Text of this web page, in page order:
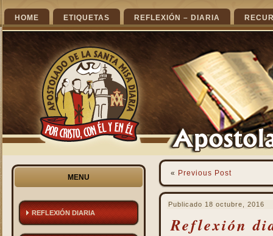
HOME ETIQUETAS REFLEXIÓN – DIARIA
MENU
REFLEXIÓN DIARIA
« Previous Post
Publicado 18 octubre, 2016
Reflexión